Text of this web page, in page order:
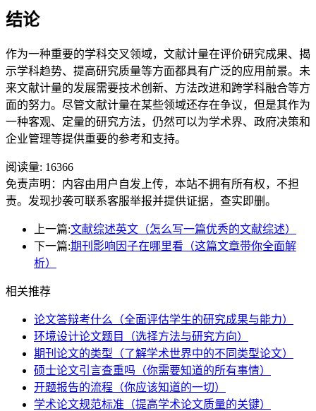
结论
作为一种重要的学科交叉领域，文献计量在评价研究成果、揭
示学科趋势、提高研究质量等方面都具有广泛的应用前景。未
来文献计量的发展需要技术创新、方法改进和跨学科融合等方
面的努力。尽管文献计量在某些领域还存在争议，但是其作为
一种客观、定量的研究方法，仍然可以为学术界、政府决策和
企业管理等提供重要的参考和支持。
阅读量: 16366
免责声明：内容由用户自发上传，本站不拥有所有权，不担
责。发现抄袭可联系客服举报并提供证据，查实即删。
上一篇:文献综述英文（怎么写一篇优秀的文献综述）
下一篇:期刊影响因子在哪里看（这篇文章带你全面解
析）
相关推荐
论文答辩考什么（全面评估学生的研究成果与能力）
环境设计论文题目（选择方法与研究方向）
期刊论文的类型（了解学术世界中的不同类型论文）
硕士论文引言查重吗（你需要知道的所有事情）
开题报告的流程（你应该知道的一切）
学术论文规范标准（提高学术论文质量的关键）